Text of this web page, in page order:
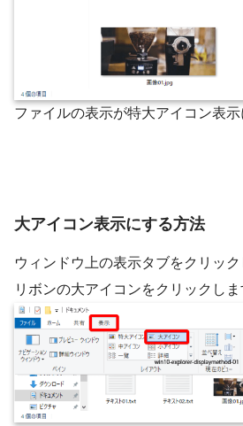
ファイルの表示が特大アイコン表示
大アイコン表示にする方法
ウィンドウ上の表示タブをクリック
リボンの大アイコンをクリックしま